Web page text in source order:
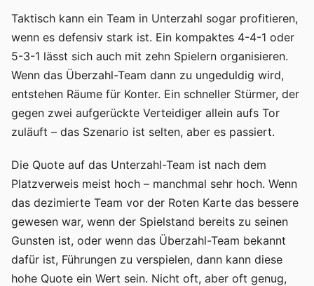
Taktisch kann ein Team in Unterzahl sogar profitieren,
wenn es defensiv stark ist. Ein kompaktes 4-4-1 oder
5-3-1 lässt sich auch mit zehn Spielern organisieren.
Wenn das Überzahl-Team dann zu ungeduldig wird,
entstehen Räume für Konter. Ein schneller Stürmer, der
gegen zwei aufgerückte Verteidiger allein aufs Tor
zuläuft – das Szenario ist selten, aber es passiert.
Die Quote auf das Unterzahl-Team ist nach dem
Platzverweis meist hoch – manchmal sehr hoch. Wenn
das dezimierte Team vor der Roten Karte das bessere
gewesen war, wenn der Spielstand bereits zu seinen
Gunsten ist, oder wenn das Überzahl-Team bekannt
dafür ist, Führungen zu verspielen, dann kann diese
hohe Quote ein Wert sein. Nicht oft, aber oft genug,